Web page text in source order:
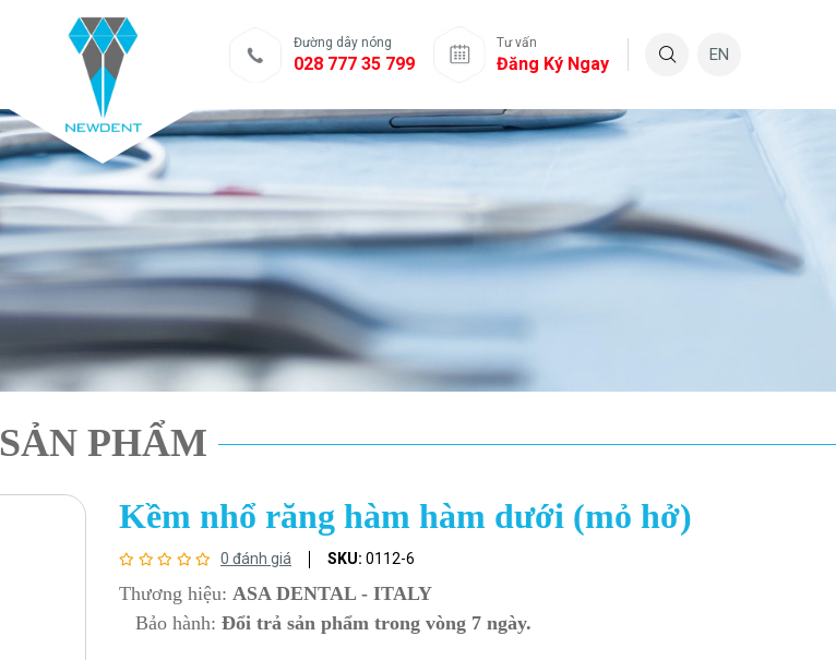
Đường dây nóng
028 777 35 799
Tư vấn
Đăng Ký Ngay EN
SẢN PHẨM
Kềm nhổ răng hàm hàm dưới (mỏ hở)
0 đánh giá SKU: 0112-6
Thương hiệu: ASA DENTAL - ITALY
Bảo hành: Đổi trả sản phẩm trong vòng 7 ngày.